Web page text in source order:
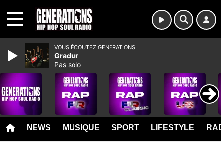
NEWS MUSIQUE SPORT LIFESTYLE
VOUS ÉCOUTEZ GENERATIONS
Gradur
Pas solo